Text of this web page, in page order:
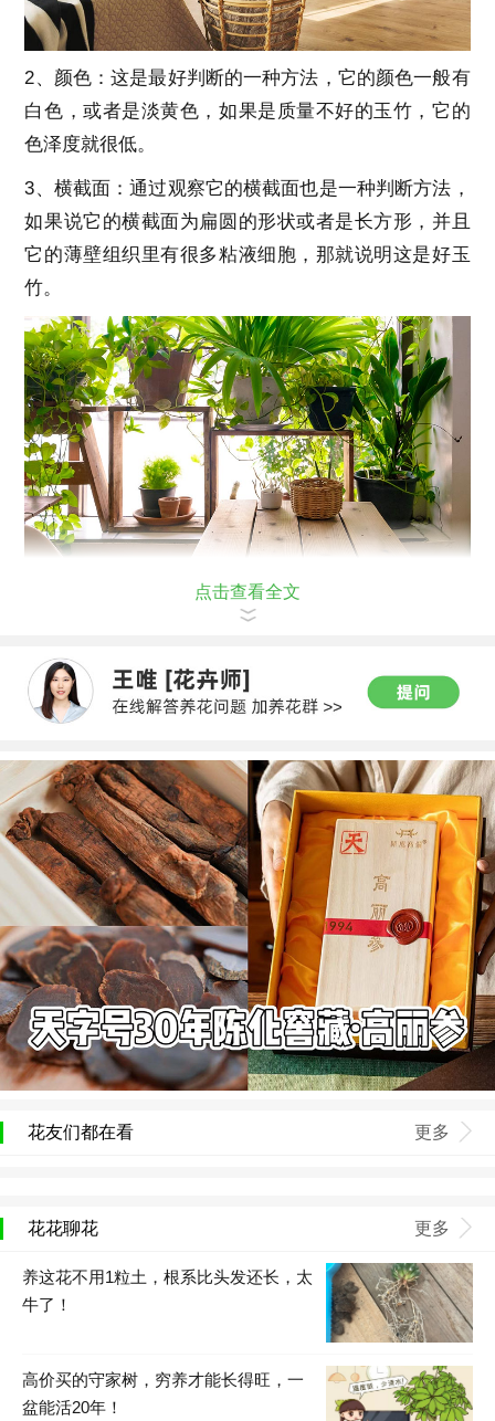
2、颜色：这是最好判断的一种方法，它的颜色一般有
白色，或者是淡黄色，如果是质量不好的玉竹，它的
色泽度就很低。
3、横截面：通过观察它的横截面也是一种判断方法，
如果说它的横截面为扁圆的形状或者是长方形，并且
它的薄壁组织里有很多粘液细胞，那就说明这是好玉
竹。
点击查看全文
花友们都在看 更多
花花聊花 更多
养这花不用1粒土，根系比头发还长，太
牛了！
高价买的守家树，穷养才能长得旺，一
盆能活20年！